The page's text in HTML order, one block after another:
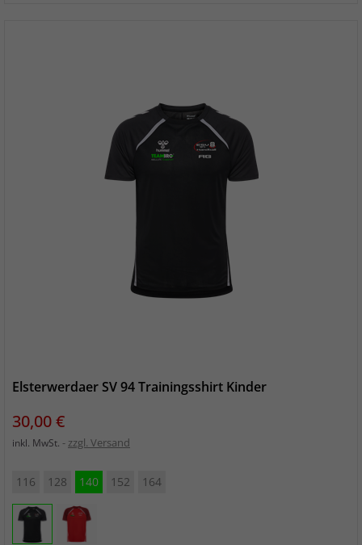
Elsterwerdaer SV 94 Trainingsshirt Kinder
Preis
30,00 €
inkl. MwSt. zzgl. Versand
116 128 140 152 164